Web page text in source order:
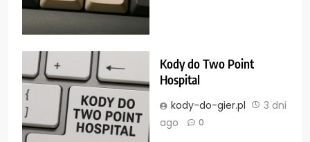
Kody do Two Point
Hospital
kody-do-gier.pl
3 dni
ago
0